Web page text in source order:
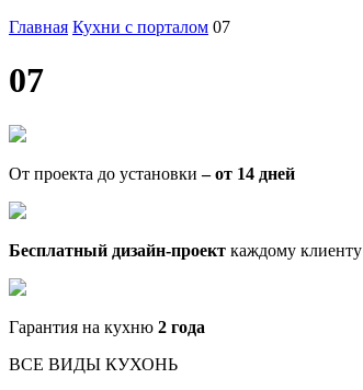
Главная Кухни с порталом 07
07
От проекта до установки– от 14 дней
Бесплатный дизайн-проект каждому клиенту
Гарантия на кухню 2 года
ВСЕ ВИДЫ КУХОНЬ